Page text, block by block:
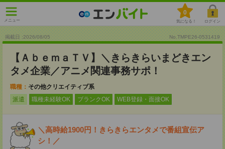
メニュー
0
気になる！ ログイン
掲載日 :2026/08/05 No.TMPE26-0531419
【ＡｂｅｍａＴＶ】＼きらきらいまどきエン
タメ企業／アニメ関連事務サポ！
職種： その他クリエイティブ系
派遣
職種未経験OK ブランクOK WEB登録・面接OK
＼高時給1900円！きらきらエンタメで番組宣伝ア
シ！／